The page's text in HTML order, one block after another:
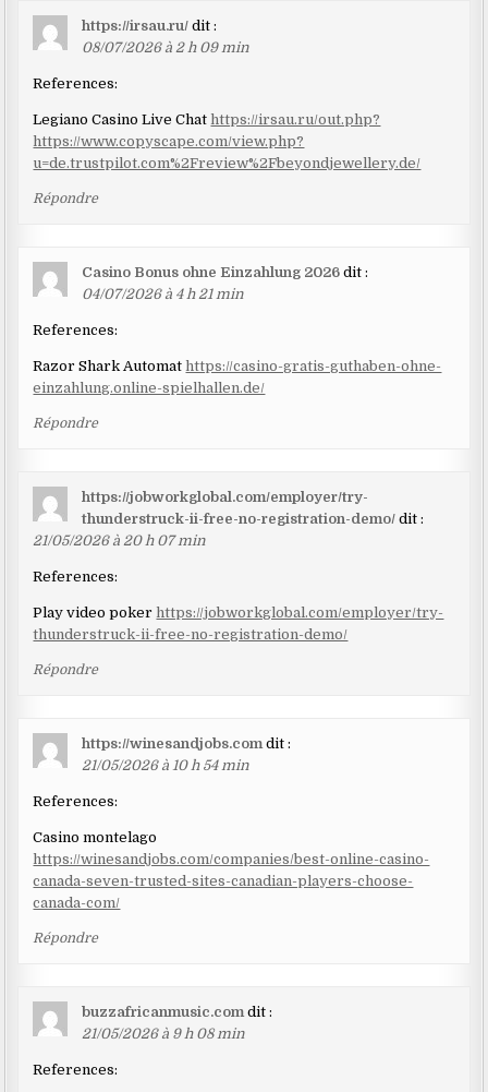
https://irsau.ru/ dit :
08/07/2026 à 2 h 09 min
References:
Legiano Casino Live Chat https://irsau.ru/out.php?
https://www.copyscape.com/view.php?
u=de.trustpilot.com%2Freview%2Fbeyondjewellery.de/
Répondre
Casino Bonus ohne Einzahlung 2026 dit :
04/07/2026 à 4 h 21 min
References:
Razor Shark Automathttps://casino-gratis-guthaben-ohne-
einzahlung.online-spielhallen.de/
Répondre
https://jobworkglobal.com/employer/try-
thunderstruck-ii-free-no-registration-demo/ dit :
21/05/2026 à 20 h 07 min
References:
Play video poker https://jobworkglobal.com/employer/try-
thunderstruck-ii-free-no-registration-demo/
Répondre
https://winesandjobs.com dit :
21/05/2026 à 10 h 54 min
References:
Casino montelago
https://winesandjobs.com/companies/best-online-casino-
canada-seven-trusted-sites-canadian-players-choose-
canada-com/
Répondre
buzzafricanmusic.com dit :
21/05/2026 à 9 h 08 min
References: